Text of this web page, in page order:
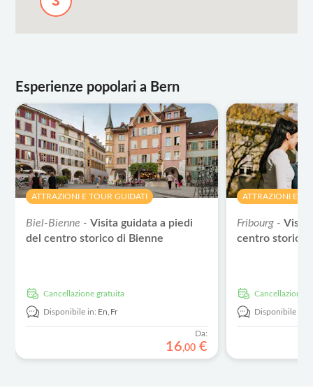
Esperienze popolari a Bern
ATTRAZIONI E TOUR GUIDATI
Biel-Bienne -Visita guidata a piedi
del centro storico di Bienne
Cancellazione gratuita
Disponibile in: En,Fr
Da:
16,00 €
ATTRAZIONI E
Fribourg -
centro storico
Cancellazione
Disponibile in: